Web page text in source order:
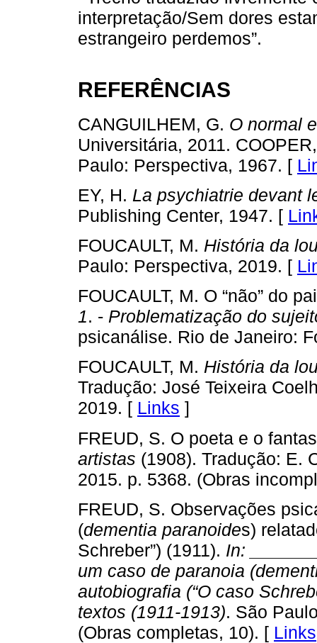
interpretação/Sem dores
estrangeiro perdemos”.
REFERÊNCIAS
CANGUILHEM, G. O normal
Universitária, 2011.
Paulo: Perspectiva, 1967. [
EY, H. La psychiatrie devant
Publishing Center, 1947. [
FOUCAULT, M. História da
Paulo: Perspectiva, 2019. [
FOUCAULT, M. O “não” do
1. - Problematização do
psicanálise. Rio de Janeiro:
FOUCAULT, M. História da
Tradução: José Teixeira
2019. [ Links ]
FREUD, S. O poeta e o
artistas (1908). Tradução: E.
2015. p. 5368. (Obras
FREUD, S. Observações
(dementia paranoides)
Schreber”) (1911). In:
um caso de paranoia
autobiografia (“O caso
textos (1911-1913). São
(Obras completas, 10). [ Links